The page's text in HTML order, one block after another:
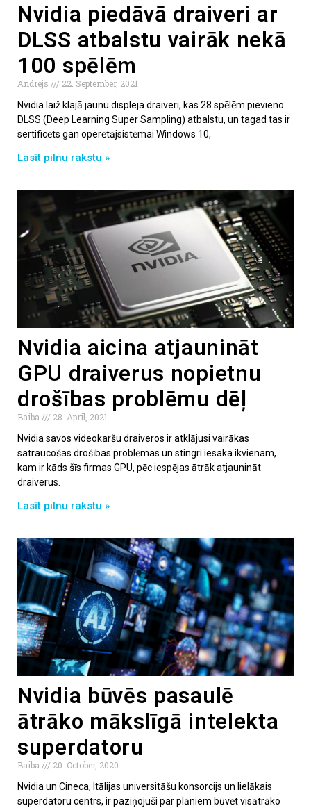
Nvidia piedāvā draiveri ar
DLSS atbalstu vairāk nekā
100 spēlēm
Andrejs
22. September, 2021
Nvidia laiž klajā jaunu displeja draiveri, kas 28 spēlēm pievieno
DLSS (Deep Learning Super Sampling) atbalstu, un tagad tas ir
sertificēts gan operētājsistēmai Windows 10,
Lasīt pilnu rakstu »
Nvidia aicina atjaunināt
GPU draiverus nopietnu
drošības problēmu dēļ
Baiba
28. April, 2021
Nvidia savos videokaršu draiveros ir atklājusi vairākas
satraucošas drošības problēmas un stingri iesaka ikvienam,
kam ir kāds šīs firmas GPU, pēc iespējas ātrāk atjaunināt
draiverus.
Lasīt pilnu rakstu »
Nvidia būvēs pasaulē
ātrāko mākslīgā intelekta
superdatoru
Baiba
20. October, 2020
Nvidia un Cineca, Itālijas universitāšu konsorcijs un lielākais
superdatoru centrs, ir paziņojuši par plāniem būvēt visātrāko